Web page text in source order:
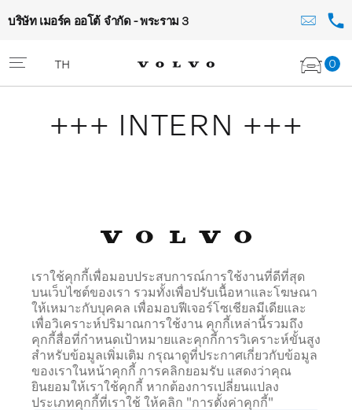
บริษัท เมอร์ค ออโต้ จำกัด - พระราม 3
0
TH
+++ INTERN +++
เราใช้คุกกี้เพื่อมอบประสบการณ์การใช้งานที่ดีที่สุด
บนเว็บไซต์ของเรา รวมทั้งเพื่อปรับเนื้อหาและโฆษณา
ให้เหมาะกับบุคคล เพื่อมอบฟีเจอร์โซเชียลมีเดียและ
เพื่อวิเคราะห์ปริมาณการใช้งาน คุกกี้เหล่านี้รวมถึง
คุกกี้สื่อที่กำหนดเป้าหมายและคุกกี้การวิเคราะห์ขั้นสูง
สำหรับข้อมูลเพิ่มเติม กรุณาดูที่ประกาศเกี่ยวกับข้อมูล
ของเราในหน้าคุกกี้ การคลิกยอมรับ แสดงว่าคุณ
ยินยอมให้เราใช้คุกกี้ หากต้องการเปลี่ยนแปลง
ประเภทคุกกี้ที่เราใช้ ให้คลิก "การตั้งค่าคุกกี้"